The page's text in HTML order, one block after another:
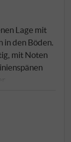
Lage mit
in den Böden.
mit Noten
Erlebnis in
reifen,
von süßer